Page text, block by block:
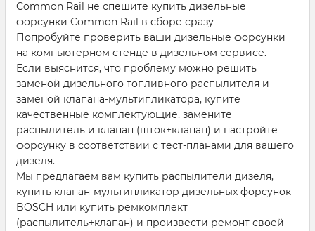
Common Rail не спешите купить дизельные
форсунки Common Rail в сборе сразу
Попробуйте проверить ваши дизельные форсунки
на компьютерном стенде в дизельном сервисе.
Если выяснится, что проблему можно решить
заменой дизельного топливного распылителя и
заменой клапана-мультипликатора, купите
качественные комплектующие, замените
распылитель и клапан (шток+клапан) и настройте
форсунку в соответствии с тест-планами для вашего
дизеля.
Мы предлагаем вам купить распылители дизеля,
купить клапан-мультипликатор дизельных форсунок
BOSCH или купить ремкомплект
(распылитель+клапан) и произвести ремонт своей